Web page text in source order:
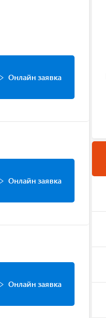
Онлайн заявка
Онлайн заявка
Онлайн заявка